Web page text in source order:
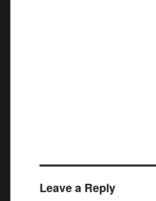
Leave a Reply